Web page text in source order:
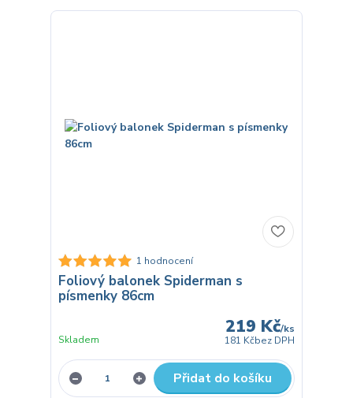
1 hodnocení
Foliový balonek Spiderman s
písmenky 86cm
219 Kč/ks
181 Kčbez DPH
Skladem
Přidat do košíku